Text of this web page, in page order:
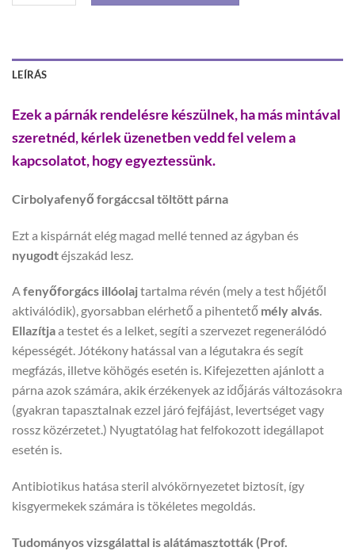
LEÍRÁS
Ezek a párnák rendelésre készülnek, ha más mintával
szeretnéd, kérlek üzenetben vedd fel velem a
kapcsolatot, hogy egyeztessünk.
Cirbolyafenyő forgáccsal töltött párna
Ezt a kispárnát elég magad mellé tenned az ágyban és
nyugodtéjszakád lesz.
Afenyőforgács illóolajtartalma révén (mely a test hőjétől
aktiválódik), gyorsabban elérhető a pihentető mélyalvás.
Ellazítjaa testet és a lelket, segíti a szervezet regenerálódó
képességét. Jótékony hatással van a légutakra és segít
megfázás, illetve köhögés esetén is. Kifejezetten ajánlott a
párna azok számára, akik érzékenyek az időjárás változásokra
(gyakran tapasztalnak ezzel járó fejfájást, levertséget vagy
rossz közérzetet.) Nyugtatólag hat felfokozott idegállapot
esetén is.
Antibiotikus hatása steril alvókörnyezetet biztosít, így
kisgyermekek számára is tökéletes megoldás.
Tudományos vizsgálattal is alátámasztották (Prof.